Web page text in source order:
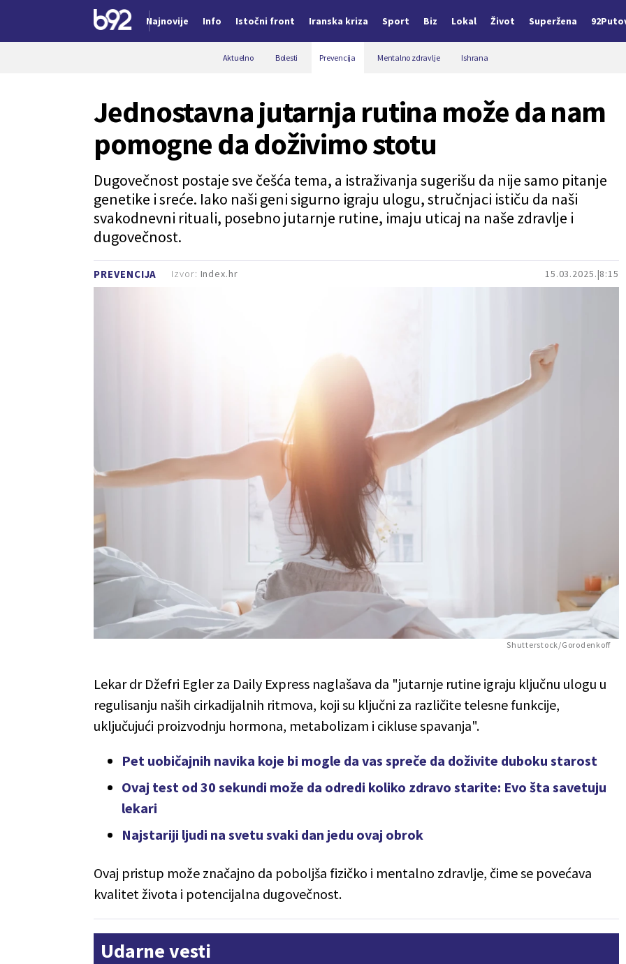
Najnovije Info Istočni front Iranska kriza Sport Biz Lokal Život Superžena
Aktuelno Bolesti Prevencija Mentalno zdravlje Ishrana
PREVENCIJA 15.03.2025. 8:15
Jednostavna jutarnja rutina može da nam
pomogne da doživimo stotu
Dugovečnost postaje sve češća tema, a istraživanja sugerišu da nije samo pitanje
genetike i sreće. Iako naši geni sigurno igraju ulogu, stručnjaci ističu da naši
svakodnevni rituali, posebno jutarnje rutine, imaju uticaj na naše zdravlje i
dugovečnost.
Izvor: Index.hr
Shutterstock/Gorodenkoff
Lekar dr Džefri Egler za Daily Express naglašava da "jutarnje rutine igraju ključnu ulogu u
regulisanju naših cirkadijalnih ritmova, koji su ključni za različite telesne funkcije,
uključujući proizvodnju hormona, metabolizam i cikluse spavanja".
Pet uobičajnih navika koje bi mogle da vas spreče da doživite duboku starost
Ovaj test od 30 sekundi može da odredi koliko zdravo starite: Evo šta savetuju
lekari
Najstariji ljudi na svetu svaki dan jedu ovaj obrok
Ovaj pristup može značajno da poboljša fizičko i mentalno zdravlje, čime se povećava
kvalitet života i potencijalna dugovečnost.
Udarne vesti